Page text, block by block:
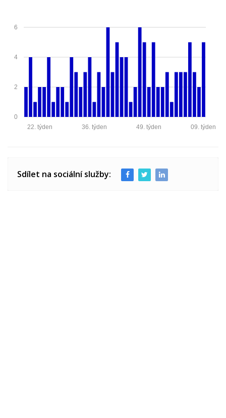
0
2
4
6
09. týden
49. týden
36. týden
22. týden
Sdílet na sociální služby: